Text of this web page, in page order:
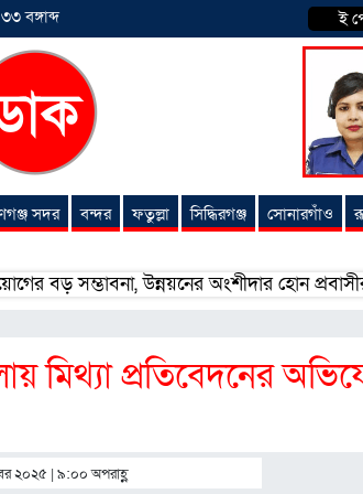
বঙ্গাব্দ ই
সদর বন্দর ফতুল্লা সিদ্ধিরগঞ্জ সোনারগাঁও
সম্ভাবনা, উন্নয়নের অংশীদার হোন প্রবাসীরা —
মিথ্যা প্রতিবেদনের
২০২৫ | ৯:০০ অপরাহ্ণ